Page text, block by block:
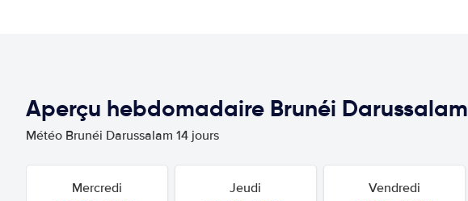
Aperçu hebdomadaire Brunéi Darussalam
Météo Brunéi Darussalam 14 jours
Mercredi Jeudi Vendredi